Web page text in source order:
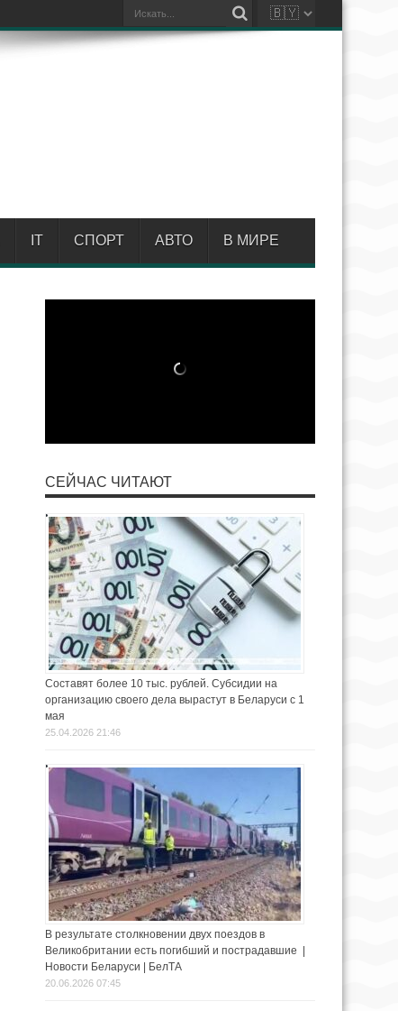
IT СПОРТ АВТО В МИРЕ
СЕЙЧАС ЧИТАЮТ
Составят более 10 тыс. рублей. Субсидии на
организацию своего дела вырастут в Беларуси с 1
мая
25.04.2026 21:46
В результате столкновении двух поездов в
Великобритании есть погибший и пострадавшие |
Новости Беларуси | БелТА
20.06.2026 07:45